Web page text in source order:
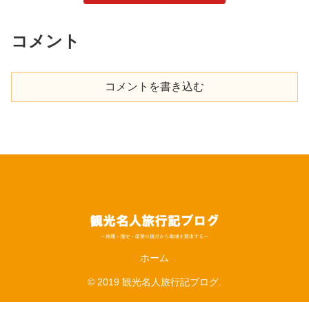
コメント
コメントを書き込む
ホーム
© 2019 観光名人旅行記ブログ.